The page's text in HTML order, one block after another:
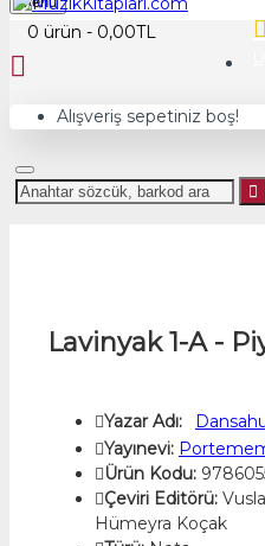
0 ürün - 0,00TL
Alışveriş sepetiniz boş!
Lavinyak 1-A -
Yazar Adı:
Yayınevi:
Ürün Kodu:
Çeviri Editörü:
Hümeyra Koçak